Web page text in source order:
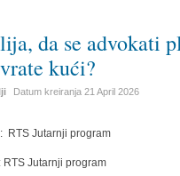
da se advokati
kući?
Datum kreiranja21 April 2026
RTS Jutarnji program
RTS Jutarnji program